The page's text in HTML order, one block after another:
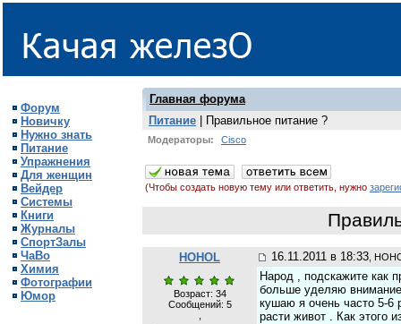
Форум
Новичку
Нужно знать
Питание
Упражнения
Для женщин
Вейдер
Системы
Книги
Журналы
СпортЗалы
ЧаВо
Химия
Фотографии
Юмор
Главная форума
Питание | Правильное питание ?
Модераторы: Cisco
(Чтобы создать новую тему или ответить, нужно
HOHOL 16.11.2011 в 18:33 ,
Возраст: 34
Сообщений: 5
Народ , подскажите как
больше уделяю
кушаю я очень часто 5-6
расти живот . Как этого